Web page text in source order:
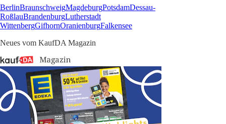
BerlinBraunschweigMagdeburgPotsdamDessau-
RoßlauBrandenburgLutherstadt
WittenbergGifhornOranienburgFalkensee
Neues vom KaufDA Magazin